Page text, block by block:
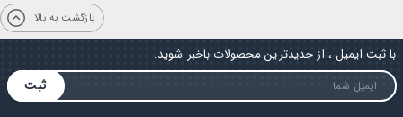
بازگشت به بالا
با ثبت ایمیل ، از جدیدترین محصولات باخبر شوید.
ثبت